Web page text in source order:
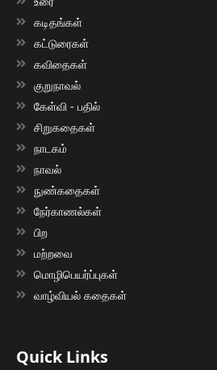
கடிதங்கள்
கட்டுரைகள்
கவிதைகள்
குறுநாவல்
கேள்வி - பதில்
சிறுகதைகள்
நாடகம்
நாவல்
நுண்கதைகள்
நேர்காணல்கள்
பிற
மற்றவை
மொழிபெயர்ப்புகள்
வாழ்வியல் கதைகள்
Quick Links